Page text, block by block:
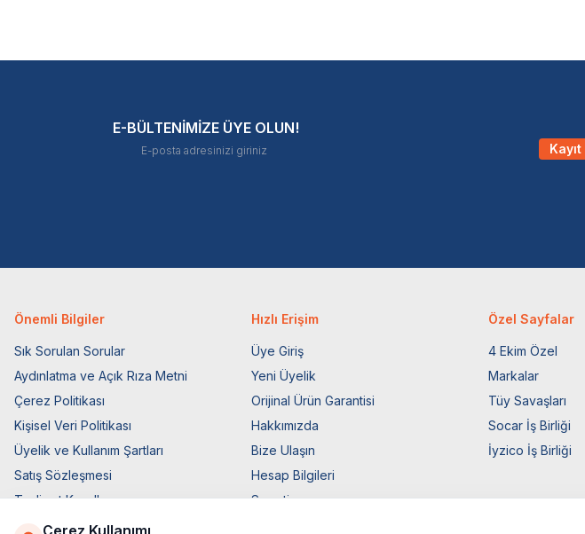
E-BÜLTENİMİZE ÜYE OLUN!
Kayıt
Önemli Bilgiler
Sık Sorulan Sorular
Aydınlatma ve Açık Rıza Metni
Çerez Politikası
Kişisel Veri Politikası
Üyelik ve Kullanım Şartları
Satış Sözleşmesi
Teslimat Koşulları
Ticari Elektronik İzin
Hızlı Erişim
Üye Giriş
Yeni Üyelik
Orijinal Ürün Garantisi
Hakkımızda
Bize Ulaşın
Hesap Bilgileri
Sepetim
Özel Sayfalar
4 Ekim Özel
Markalar
Tüy Savaşları
Socar İş Birliği
İyzico İş Birliği
Çerez Kullanımı